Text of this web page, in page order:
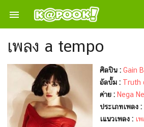

เพลง a tempo
ศิลปิน : Gain
อัลบั้ม : Truth
ค่าย : Nega
ประเภทเพลง :
เแนวเพลง : เ